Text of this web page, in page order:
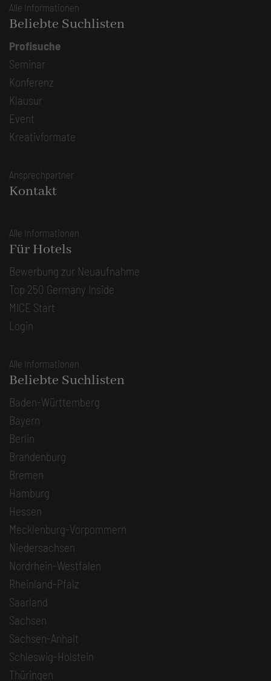
Alle Informationen
Beliebte Suchlisten
Profisuche
Seminar
Konferenz
Klausur
Event
Kreativformate
Ansprechpartner
Kontakt
Alle Informationen
Für Hotels
Bewerbung zur Neuaufnahme
Top 250 Germany Inside
MICE Start
Login
Alle Informationen
Beliebte Suchlisten
Baden-Württemberg
Bayern
Berlin
Brandenburg
Bremen
Hamburg
Hessen
Mecklenburg-Vorpommern
Niedersachsen
Nordrhein-Westfalen
Rheinland-Pfalz
Saarland
Sachsen
Sachsen-Anhalt
Schleswig-Holstein
Thüringen